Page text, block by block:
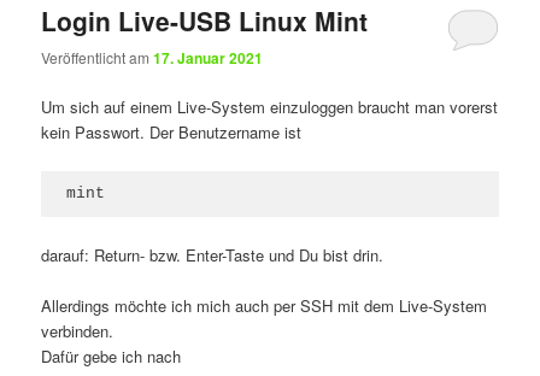
Login Live-USB Linux Mint
Veröffentlicht am17. Januar 2021
Um sich auf einem Live-System einzuloggen braucht man vorerst
kein Passwort. Der Benutzername ist
mint
darauf: Return- bzw. Enter-Taste und Du bist drin.
Allerdings möchte ich mich auch per SSH mit dem Live-System
verbinden.
Dafür gebe ich nach